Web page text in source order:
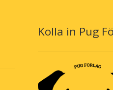
Kolla in Pug